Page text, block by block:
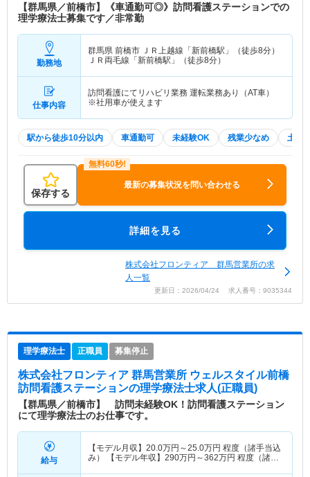
【群馬県／前橋市】《車通勤可◎》訪問看護ステーションでの
理学療法士募集です／非常勤
勤務地
群馬県 前橋市 ＪＲ上越線「新前橋駅」（徒歩8分）
ＪＲ両毛線「新前橋駅」（徒歩8分）
仕事内容
訪問看護にてリハビリ業務 運転業務あり（AT車）
※社用車が使えます
駅から徒歩10分以内 車通勤可 未経験OK 残業少なめ 土日
保存する
最新の募集状況を問い合わせる
詳細を見る
株式会社フロンティア 群馬営業所の求
人一覧
更新日：2026/04/24 求人番号：9035344
理学療法士 正職員 募集停止
株式会社フロンティア 群馬営業所 ウェルスタイル前橋
訪問看護ステーションの理学療法士求人(正職員)
【群馬県／前橋市】 訪問未経験OK！訪問看護ステーション
にて理学療法士のお仕事です。
給与
【モデル月収】 20.0万円～25.0万円 程度（諸手当込
み） 【モデル年収】 290万円～362万円 程度（諸手